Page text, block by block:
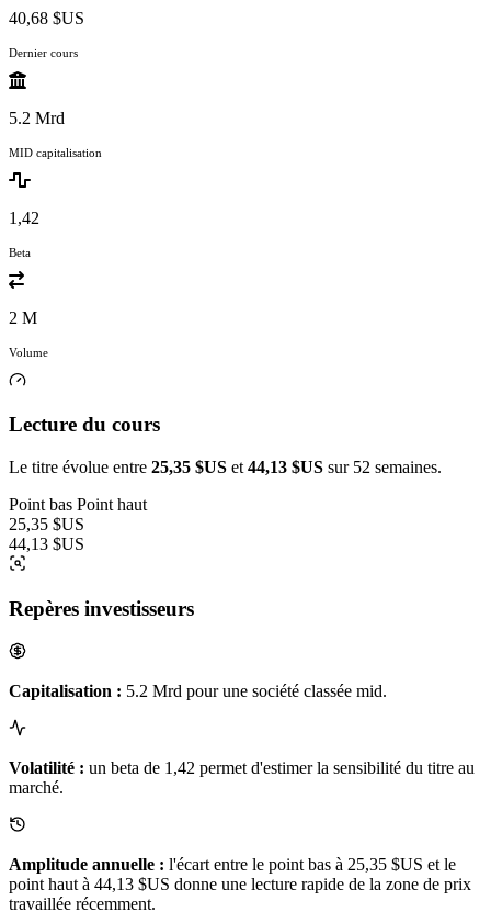
40,68 $US
Dernier cours
5.2 Mrd
MID capitalisation
1,42
Beta
2 M
Volume
Lecture du cours
Le titre évolue entre 25,35 $US et 44,13 $US sur 52 semaines.
Point bas Point haut
25,35 $US
44,13 $US
Repères investisseurs
Capitalisation : 5.2 Mrd pour une société classée mid.
Volatilité : un beta de 1,42 permet d'estimer la sensibilité du titre au
marché.
Amplitude annuelle : l'écart entre le point bas à 25,35 $US et le
point haut à 44,13 $US donne une lecture rapide de la zone de prix
travaillée récemment.